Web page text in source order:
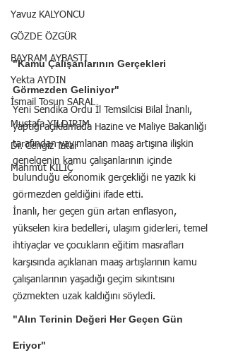
Yavuz KALYONCU
GÖZDE ÖZGÜR
BAYRAM AYBASTI
Yekta AYDIN
İsmail Tosun SARAL
Mustafa YILDIRIM
Dr. Cengiz Tatar
Mahmut KILIÇ
"Kamu Çalışanlarının Gerçekleri
Görmezden Geliniyor"
Yeni Sendika Ordu İl Temsilcisi Bilal İnanlı,
yaptığı açıklamada Hazine ve Maliye Bakanlığı
tarafından yayımlanan maaş artışına ilişkin
genelgenin kamu çalışanlarının içinde
bulunduğu ekonomik gerçekliği ne yazık ki
görmezden geldiğini ifade etti.
İnanlı, her geçen gün artan enflasyon,
yükselen kira bedelleri, ulaşım giderleri, temel
ihtiyaçlar ve çocukların eğitim masrafları
karşısında açıklanan maaş artışlarının kamu
çalışanlarının yaşadığı geçim sıkıntısını
çözmekten uzak kaldığını söyledi.
"Alın Terinin Değeri Her Geçen Gün
Eriyor"